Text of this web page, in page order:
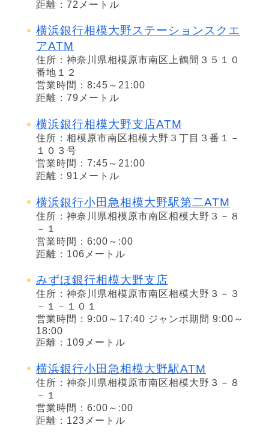
距離：72メートル
横浜銀行相模大野ステーションスクエ
アATM
住所：神奈川県相模原市南区上鶴間３５１０
番地１２
営業時間：8:45～21:00
距離：79メートル
横浜銀行相模大野支店ATM
住所：相模原市南区相模大野３丁目３番１－
１０３号
営業時間：7:45～21:00
距離：91メートル
横浜銀行小田急相模大野駅第二ATM
住所：神奈川県相模原市南区相模大野３－８
－１
営業時間：6:00～:00
距離：106メートル
みずほ銀行相模大野支店
住所：神奈川県相模原市南区相模大野３－３
－１－１０１
営業時間：9:00～17:40 ジャンボ期間 9:00～
18:00
距離：109メートル
横浜銀行小田急相模大野駅ATM
住所：神奈川県相模原市南区相模大野３－８
－１
営業時間：6:00～:00
距離：123メートル